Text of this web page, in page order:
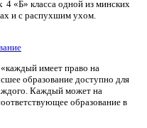
4 «Б» класса одной из минских
и с распухшим ухом.
имеет право на
образование доступно для
Каждый может на
образование в